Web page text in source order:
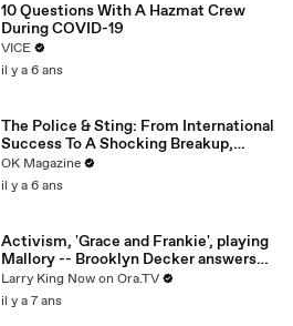
10 Questions With A Hazmat Crew
During COVID-19
VICE
il y a 6 ans
The Police & Sting: From International
Success To A Shocking Breakup,
REELZ Doc Digs Deep: Watch
OK Magazine
il y a 6 ans
Activism, 'Grace and Frankie', playing
Mallory -- Brooklyn Decker answers
your social media questions
Larry King Now on Ora.TV
il y a 7 ans